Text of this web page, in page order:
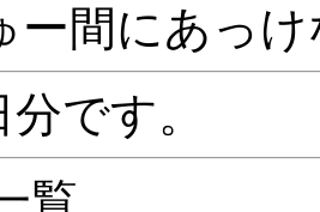
ー間にあっ
です。
覧